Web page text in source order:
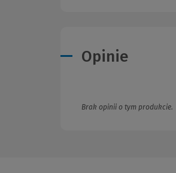
Opinie
Brak opinii o tym produkcie.